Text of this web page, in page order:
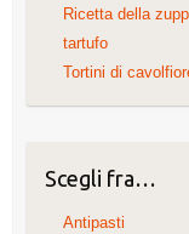
Ricetta della
tartufo
Tortini di
Scegli fra…
Antipasti